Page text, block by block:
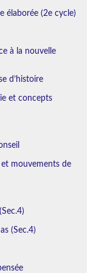
élaborée (2e cycle)
à la nouvelle
d’histoire
et concepts
mouvements de
(Sec.4)